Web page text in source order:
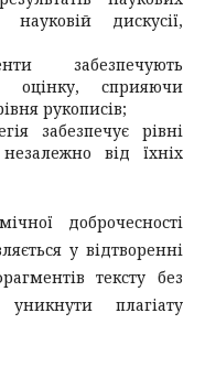
дискусії,
забезпечують
оцінку, сприяючи
рукописів;
забезпечує рівні
від їхніх
доброчесності
у відтворенні
тексту без
плагіату